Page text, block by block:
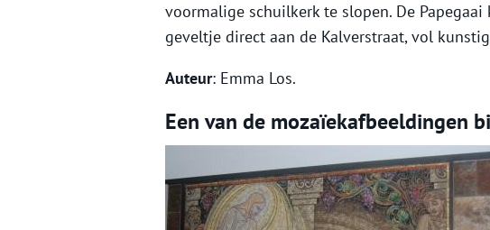
voormalige schuilkerk te slopen. De
geveltje direct aan de Kalverstraat, vol
Auteur: Emma Los.
Een van de mozaïekafbeeldingen